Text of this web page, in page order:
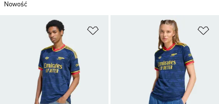
Nowość
Dodaj do listy życzeń